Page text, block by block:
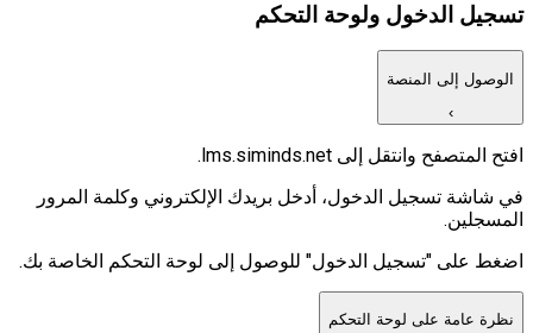
تسجيل الدخول ولوحة التحكم
الوصول إلى المنصة
›
افتح المتصفح وانتقل إلى lms.siminds.net.
في شاشة تسجيل الدخول، أدخل بريدك الإلكتروني وكلمة المرور
المسجلين.
اضغط على "تسجيل الدخول" للوصول إلى لوحة التحكم الخاصة بك.
نظرة عامة على لوحة التحكم